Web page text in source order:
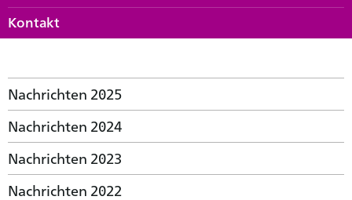
Kontakt
Nachrichten 2025
Nachrichten 2024
Nachrichten 2023
Nachrichten 2022